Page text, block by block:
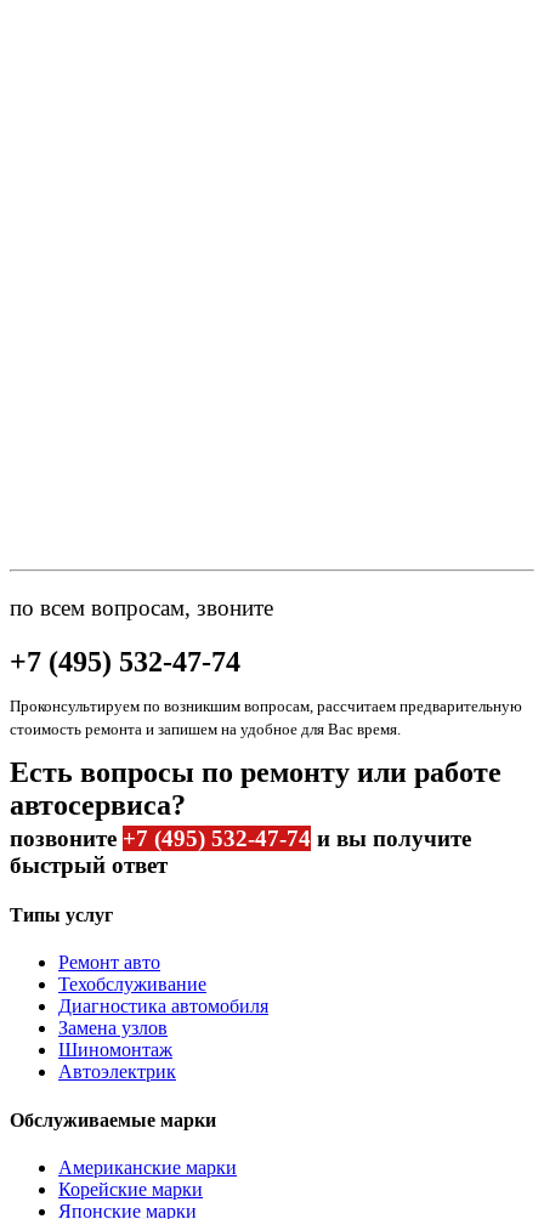
по всем вопросам, звоните
+7 (495) 532-47-74
Проконсультируем по возникшим вопросам, рассчитаем предварительную
стоимость ремонта и запишем на удобное для Вас время.
Есть вопросы по ремонту или работе
автосервиса?
позвоните +7 (495) 532-47-74 и вы получите
быстрый ответ
Типы услуг
Ремонт авто
Техобслуживание
Диагностика автомобиля
Замена узлов
Шиномонтаж
Автоэлектрик
Обслуживаемые марки
Американские марки
Корейские марки
Японские марки